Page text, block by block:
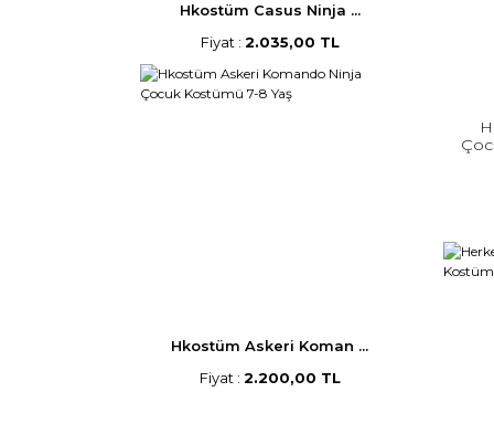
Hkostüm Casus Ninja ...
Fiyat : 2.035,00 TL
Hkostüm Askeri Koman ...
Fiyat : 2.200,00 TL